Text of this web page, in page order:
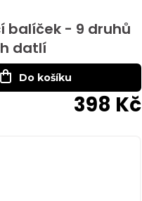
balíček - 9 druhů
datlí
398 Kč
Do košíku